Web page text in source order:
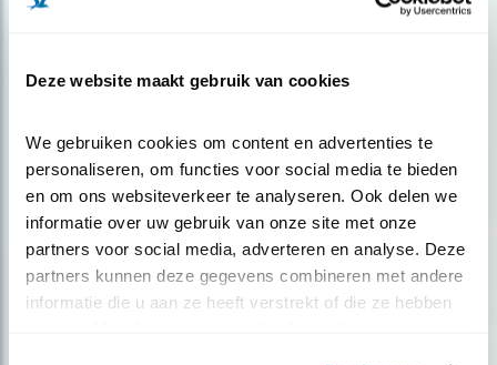
Deze website maakt gebruik van cookies
We gebruiken cookies om content en advertenties te
personaliseren, om functies voor social media te bieden
en om ons websiteverkeer te analyseren. Ook delen we
informatie over uw gebruik van onze site met onze
partners voor social media, adverteren en analyse. Deze
partners kunnen deze gegevens combineren met andere
informatie die u aan ze heeft verstrekt of die ze hebben
over vogels en activiteiten van Vogelbescherming.